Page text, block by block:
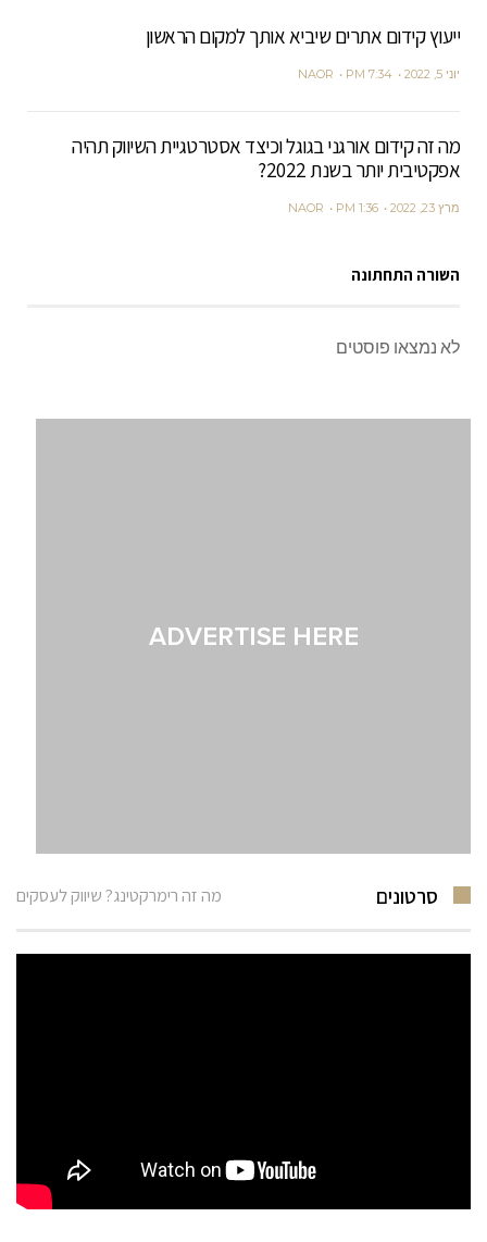
ייעוץ קידום אתרים שיביא אותך למקום הראשון
יוני 5, 2022 7:34 PM
NAOR
מה זה קידום אורגני בגוגל וכיצד אסטרטגיית השיווק תהיה
אפקטיבית יותר בשנת 2022?
מרץ 23, 2022 1:36 PM
NAOR
השורה התחתונה
לא נמצאו פוסטים
סרטונים מה זה רימרקטינג? שיווק לעסקים